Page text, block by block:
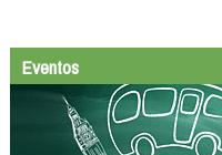
Eventos